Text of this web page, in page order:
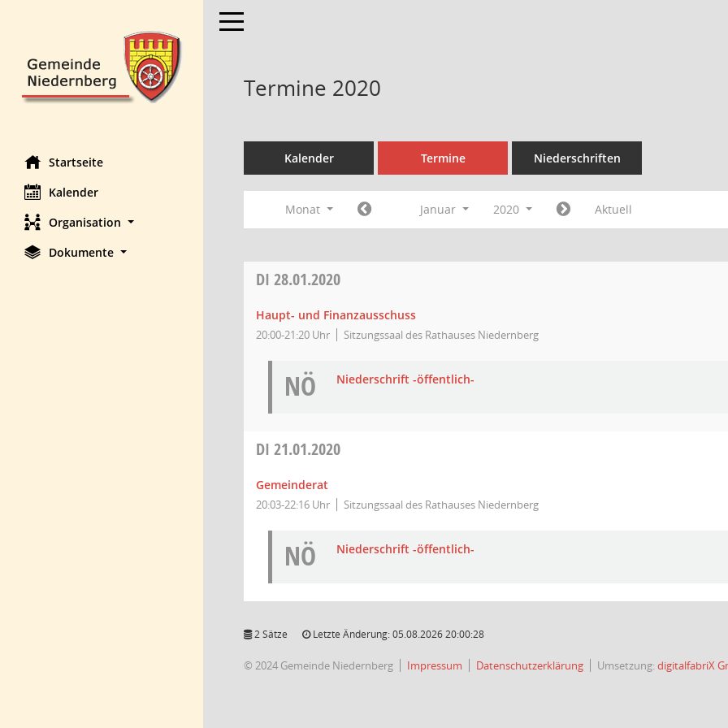
Startseite
Kalender
Organisation
Dokumente
Toggle navigation
Termine 2020
Kalender Termine Niederschriften
Monat Januar 2020 Aktuell
DI 28.01.2020
Haupt- und Finanzausschuss
20:00-21:20 Uhr Sitzungssaal des Rathauses Niedernberg
NÖ Niederschrift -öffentlich-
DI 21.01.2020
Gemeinderat
20:03-22:16 Uhr Sitzungssaal des Rathauses Niedernberg
NÖ Niederschrift -öffentlich-
2 Sätze Letzte Änderung: 05.08.2026 20:00:28
© 2024 Gemeinde Niedernberg Impressum Datenschutzerklärung Umsetzung:digitalfabriX